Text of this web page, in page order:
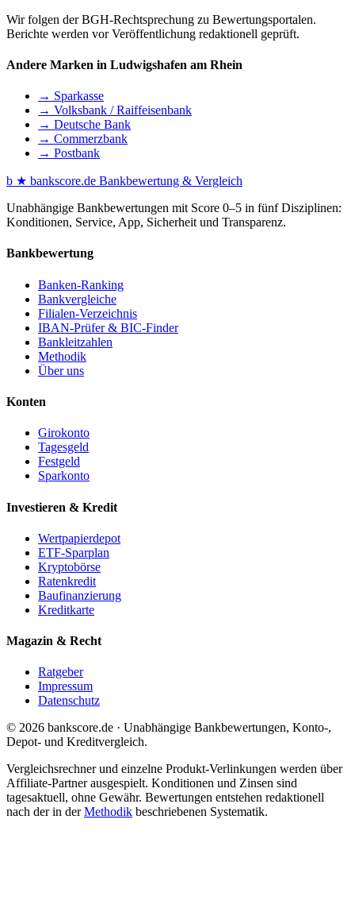
Wir folgen der BGH-Rechtsprechung zu Bewertungsportalen.
Berichte werden vor Veröffentlichung redaktionell geprüft.
Andere Marken in Ludwigshafen am Rhein
→ Sparkasse
→ Volksbank / Raiffeisenbank
→ Deutsche Bank
→ Commerzbank
→ Postbank
b ★ bankscore.de Bankbewertung & Vergleich
Unabhängige Bankbewertungen mit Score 0–5 in fünf Disziplinen:
Konditionen, Service, App, Sicherheit und Transparenz.
Bankbewertung
Banken-Ranking
Bankvergleiche
Filialen-Verzeichnis
IBAN-Prüfer & BIC-Finder
Bankleitzahlen
Methodik
Über uns
Konten
Girokonto
Tagesgeld
Festgeld
Sparkonto
Investieren & Kredit
Wertpapierdepot
ETF-Sparplan
Kryptobörse
Ratenkredit
Baufinanzierung
Kreditkarte
Magazin & Recht
Ratgeber
Impressum
Datenschutz
© 2026 bankscore.de · Unabhängige Bankbewertungen, Konto-,
Depot- und Kreditvergleich.
Vergleichsrechner und einzelne Produkt-Verlinkungen werden über
Affiliate-Partner ausgespielt. Konditionen und Zinsen sind
tagesaktuell, ohne Gewähr. Bewertungen entstehen redaktionell
nach der in derMethodik beschriebenen Systematik.